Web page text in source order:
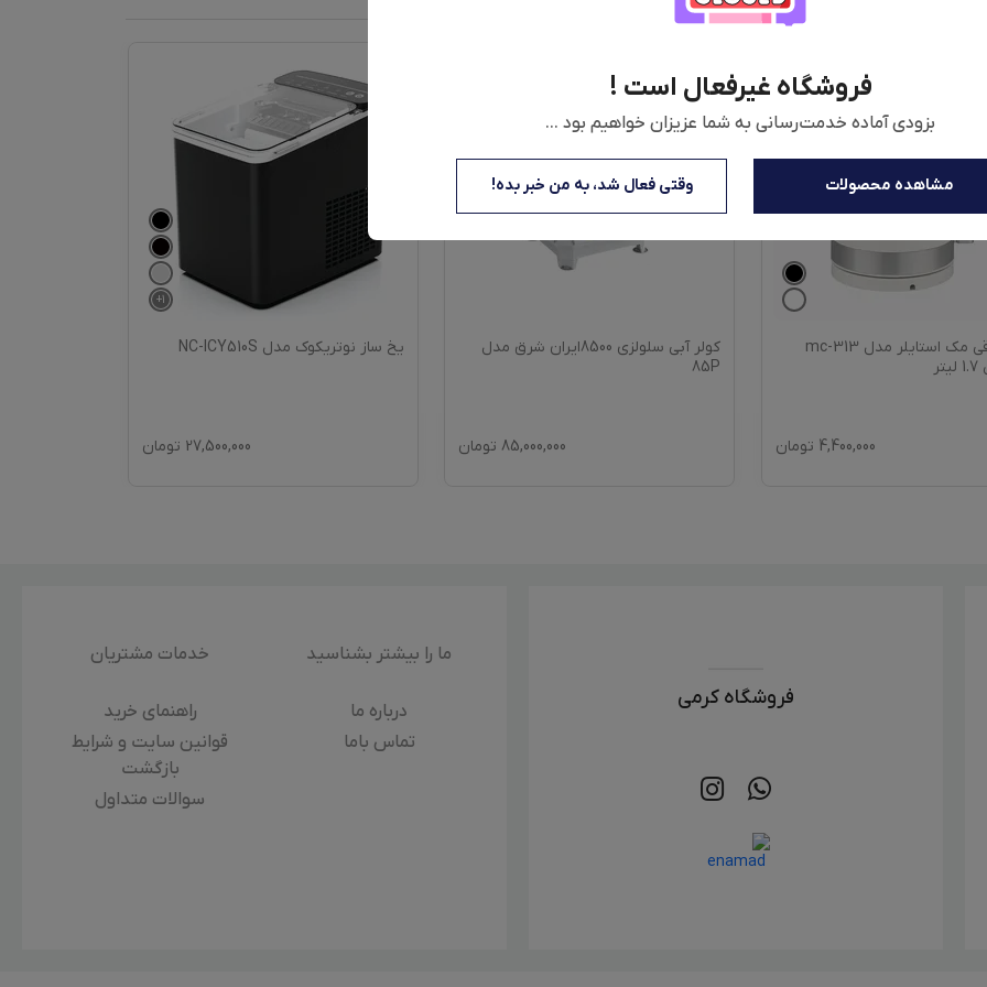
فروشگاه غیرفعال است !
بزودی آماده خدمت‌رسانی به شما عزیزان خواهیم بود ...
مشاهده محصولات وقتی فعال شد، به من خبر بده!
کتری برقی مک استایلر مدل mc-313
4,400,000 تومان
کولر آبی سلولزی 8500ایران شرق مدل
85P
85,000,000 تومان
1
+
یخ ساز نوتریکوک مدل NC-ICY510S
27,500,000 تومان
فروشگاه کرمی
ما را بیشتر بشناسید
درباره‌ ما
تماس باما
خدمات مشتریان
راهنمای خرید
قوانین سایت و شرایط
بازگشت
سوالات متداول